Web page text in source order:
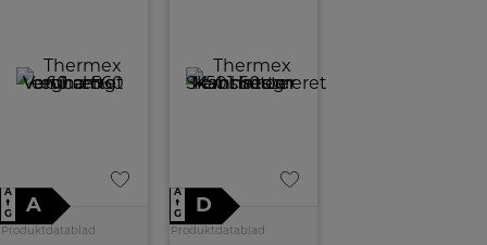
A
↑
G
A
Produktdatablad
A
↑
G
D
Produktdatablad